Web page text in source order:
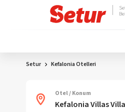
Setur Kefalonia Otelleri
Otel / Konum